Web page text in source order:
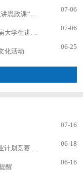
07-06
07-06
化活动
06-25
07-16
关于我校作品拟推报“挑战杯”中国大学生创业计划竞赛的公示
06-18
醒
06-16